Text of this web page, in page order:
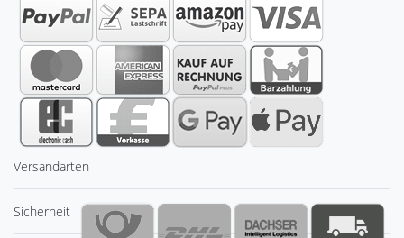
Versandarten
Sicherheit